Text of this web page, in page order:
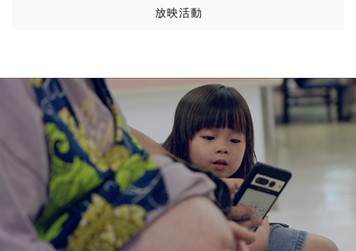
放映活動